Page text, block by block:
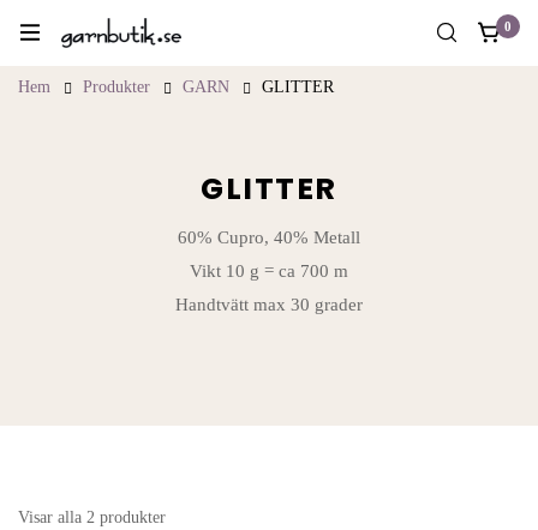
0
Hem Produkter GARN GLITTER
GLITTER
60% Cupro, 40% Metall
Vikt 10 g = ca 700 m
Handtvätt max 30 grader
Visar alla 2 produkter